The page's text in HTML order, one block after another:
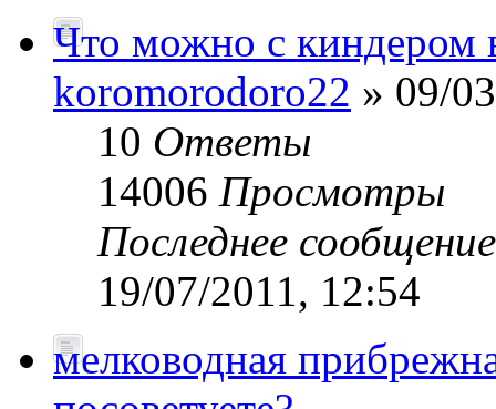
Что можно с киндером
koromorodoro22 » 09/
10 Ответы
14006 Просмотры
Последнее
19/07/2011, 12:54
мелководная